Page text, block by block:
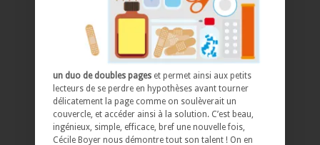
un duo de doubles pages et permet ainsi aux petits
lecteurs de se perdre en hypothèses avant tourner
délicatement la page comme on soulèverait un
couvercle, et accéder ainsi à la solution. C’est beau,
ingénieux, simple, efficace, bref une nouvelle fois,
Cécile Boyer nous démontre tout son talent ! On en